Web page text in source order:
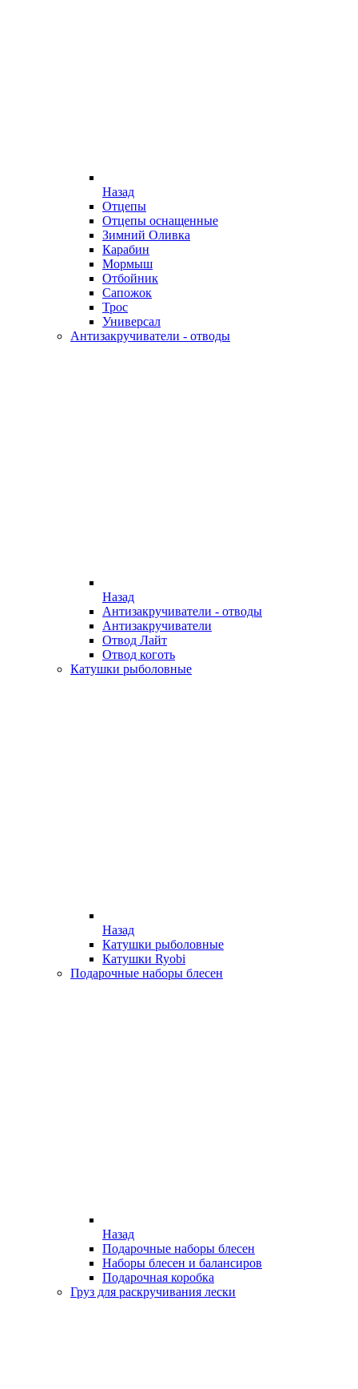
Назад
Отцепы
Отцепы оснащенные
Зимний Оливка
Карабин
Мормыш
Отбойник
Сапожок
Трос
Универсал
Антизакручиватели - отводы
Назад
Антизакручиватели - отводы
Антизакручиватели
Отвод Лайт
Отвод коготь
Катушки рыболовные
Назад
Катушки рыболовные
Катушки Ryobi
Подарочные наборы блесен
Назад
Подарочные наборы блесен
Наборы блесен и балансиров
Подарочная коробка
Груз для раскручивания лески